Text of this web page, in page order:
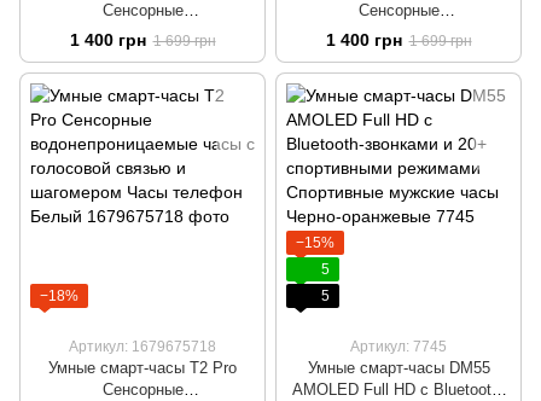
Сенсорные
водонепроницаемые часы с
голосовой связью и
шагомером Часы телефон
Золотой
1 400 грн 1 699 грн
Сенсорные
водонепроницаемые часы с
голосовой связью и
шагомером Часы телефон
Черный
1 400 грн 1 699 грн
−18%
Артикул: 1679675718
Умные смарт-часы T2 Pro
Сенсорные
−15%
5
5
Артикул: 7745
Умные смарт-часы DM55
AMOLED Full HD с Bluetooth-